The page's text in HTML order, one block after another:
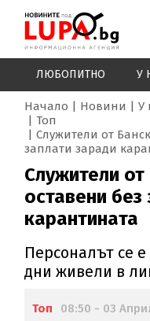
ЛЮБОПИТНО У
Начало Новини У
Топ
Служители от
заплати заради
Служители
оставени без
карантината
Персоналът се
дни живели в
Топ 08:50 - 03